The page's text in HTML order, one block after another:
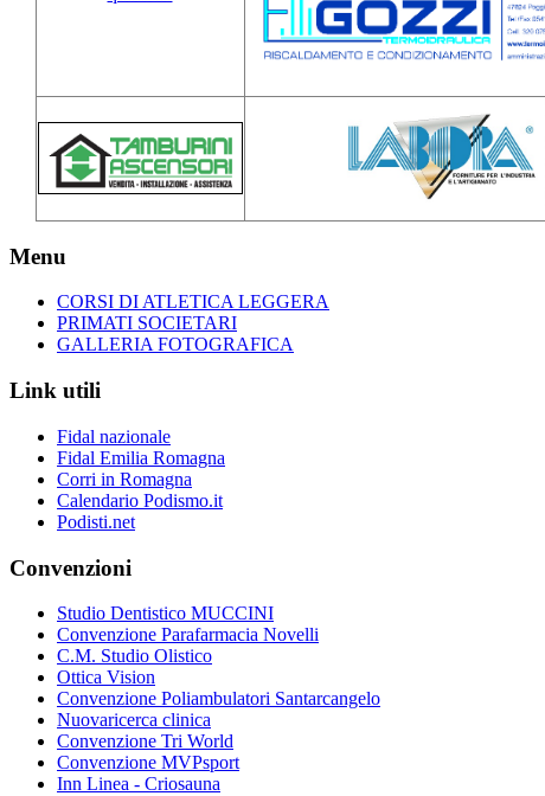
Menu
CORSI DI ATLETICA LEGGERA
PRIMATI SOCIETARI
GALLERIA FOTOGRAFICA
Link utili
Fidal nazionale
Fidal Emilia Romagna
Corri in Romagna
Calendario Podismo.it
Podisti.net
Convenzioni
Studio Dentistico MUCCINI
Convenzione Parafarmacia Novelli
C.M. Studio Olistico
Ottica Vision
Convenzione Poliambulatori Santarcangelo
Nuovaricerca clinica
Convenzione Tri World
Convenzione MVPsport
Inn Linea - Criosauna